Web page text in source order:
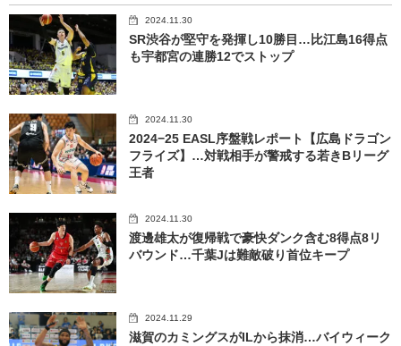
2024.11.30
SR渋谷が堅守を発揮し10勝目…比江島16得点
も宇都宮の連勝12でストップ
2024.11.30
2024−25 EASL序盤戦レポート【広島ドラゴン
フライズ】…対戦相手が警戒する若きBリーグ
王者
2024.11.30
渡邊雄太が復帰戦で豪快ダンク含む8得点8リ
バウンド…千葉Jは難敵破り首位キープ
2024.11.29
滋賀のカミングスがILから抹消…バイウィーク